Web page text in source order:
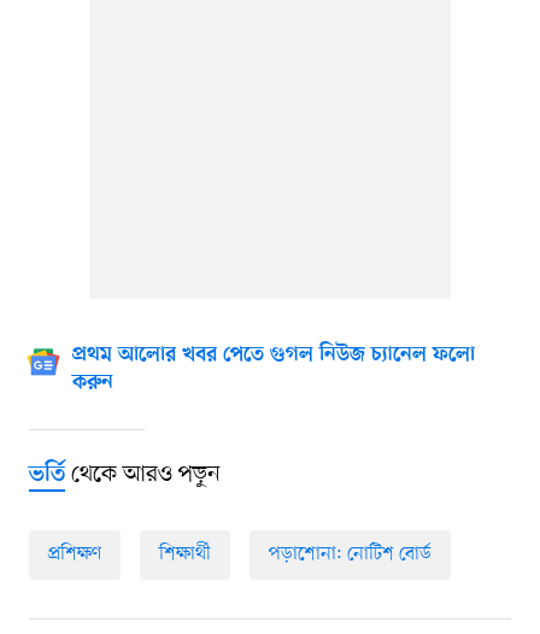
প্রথম আলোর খবর পেতে গুগল নিউজ চ্যানেল ফলো
করুন
ভর্তিথেকে আরও পড়ুন
প্রশিক্ষণ শিক্ষার্থী পড়াশোনা: নোটিশ বোর্ড